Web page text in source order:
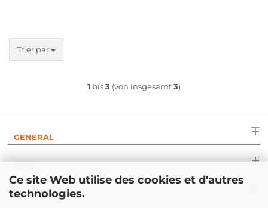
Ce site Web utilise des cookies et d'autres
technologies.
Trier par
1 bis3 (von insgesamt3)
GENERAL
DROIT